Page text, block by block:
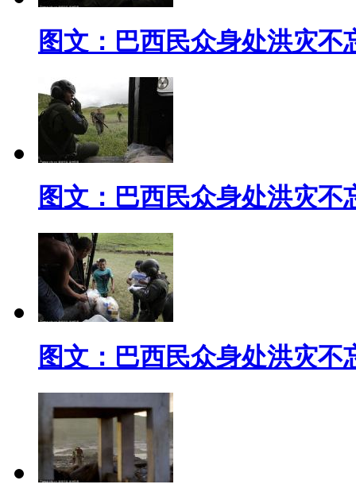
图文：巴西民众身处洪灾不
图文：巴西民众身处洪灾不
图文：巴西民众身处洪灾不